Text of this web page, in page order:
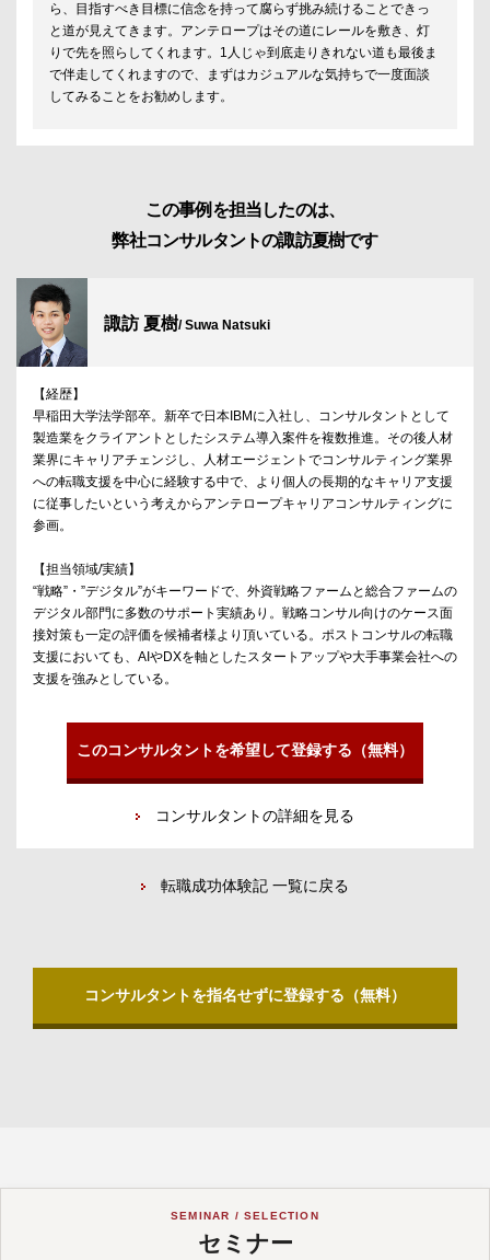
ら、目指すべき目標に信念を持って腐らず挑み続けることできっ
と道が見えてきます。アンテロープはその道にレールを敷き、灯
りで先を照らしてくれます。1人じゃ到底走りきれない道も最後ま
で伴走してくれますので、まずはカジュアルな気持ちで一度面談
してみることをお勧めします。
この事例を担当したのは、
弊社コンサルタントの諏訪夏樹です
諏訪 夏樹/ Suwa Natsuki
【経歴】
早稲田大学法学部卒。新卒で日本IBMに入社し、コンサルタントとして
製造業をクライアントとしたシステム導入案件を複数推進。その後人材
業界にキャリアチェンジし、人材エージェントでコンサルティング業界
への転職支援を中心に経験する中で、より個人の長期的なキャリア支援
に従事したいという考えからアンテロープキャリアコンサルティングに
参画。
【担当領域/実績】
“戦略”・”デジタル”がキーワードで、外資戦略ファームと総合ファームの
デジタル部門に多数のサポート実績あり。戦略コンサル向けのケース面
接対策も一定の評価を候補者様より頂いている。ポストコンサルの転職
支援においても、AIやDXを軸としたスタートアップや大手事業会社への
支援を強みとしている。
このコンサルタントを希望して登録する（無料）
コンサルタントの詳細を見る
転職成功体験記 一覧に戻る
コンサルタントを指名せずに登録する（無料）
SEMINAR / SELECTION
セミナー